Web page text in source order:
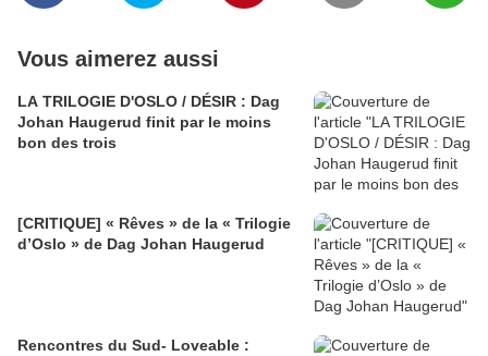
Vous aimerez aussi
LA TRILOGIE D'OSLO / DÉSIR : Dag
Johan Haugerud finit par le moins
bon des trois
[CRITIQUE] « Rêves » de la « Trilogie
d’Oslo » de Dag Johan Haugerud
Rencontres du Sud- Loveable :